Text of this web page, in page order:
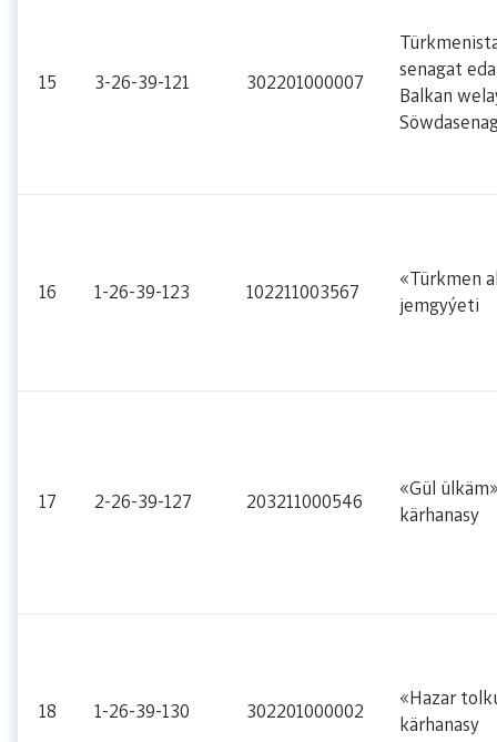
15 3-26-39-121 302201000007
senagat
Balkan
16 1-26-39-123 102211003567
«Türkmen
jemgyýeti
17 2-26-39-127 203211000546
«Gül
kärhanasy
18 1-26-39-130 302201000002
«Hazar
kärhanasy